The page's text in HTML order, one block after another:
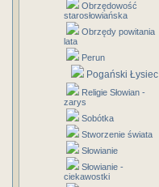
Obrzędowość
starosłowiańska
Obrzędy powitania
lata
Perun
Pogański Łysiec
Religie Słowian -
zarys
Sobótka
Stworzenie świata
Słowianie
Słowianie -
ciekawostki